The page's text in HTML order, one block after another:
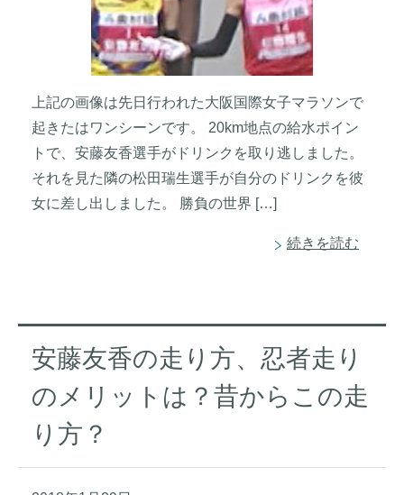
上記の画像は先日行われた大阪国際女子マラソンで
起きたはワンシーンです。 20km地点の給水ポイン
トで、安藤友香選手がドリンクを取り逃しました。
それを見た隣の松田瑞生選手が自分のドリンクを彼
女に差し出しました。 勝負の世界 […]
続きを読む
安藤友香の走り方、忍者走り
のメリットは？昔からこの走
り方？